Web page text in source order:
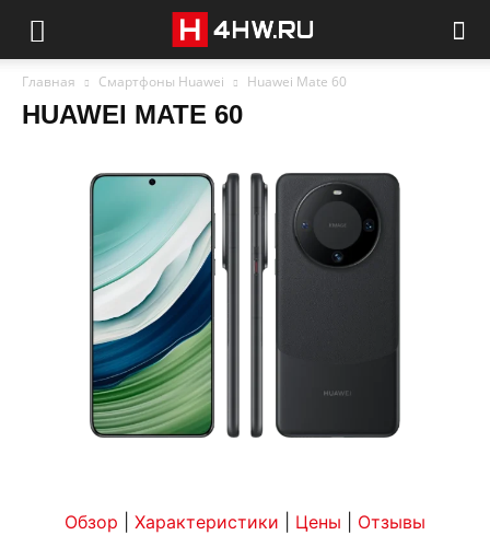
Главная Смартфоны Huawei Huawei Mate 60
HUAWEI MATE 60
Обзор Характеристики Цены Отзывы